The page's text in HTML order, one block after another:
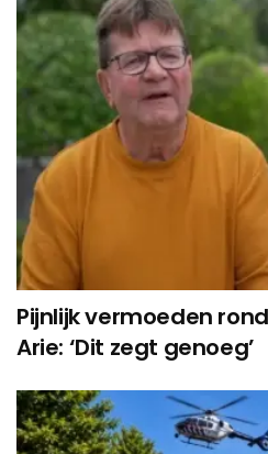
Pijnlijk vermoeden
Arie: ‘Dit zegt genoeg’